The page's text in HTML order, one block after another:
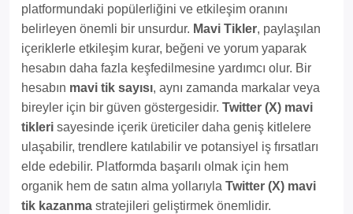
platformundaki popülerliğini ve etkileşim oranını
belirleyen önemli bir unsurdur. Mavi Tikler, paylaşılan
içeriklerle etkileşim kurar, beğeni ve yorum yaparak
hesabın daha fazla keşfedilmesine yardımcı olur. Bir
hesabın mavi tik sayısı, aynı zamanda markalar veya
bireyler için bir güven göstergesidir. Twitter (X) mavi
tikleri sayesinde içerik üreticiler daha geniş kitlelere
ulaşabilir, trendlere katılabilir ve potansiyel iş fırsatları
elde edebilir. Platformda başarılı olmak için hem
organik hem de satın alma yollarıyla Twitter (X) mavi
tik kazanma stratejileri geliştirmek önemlidir.